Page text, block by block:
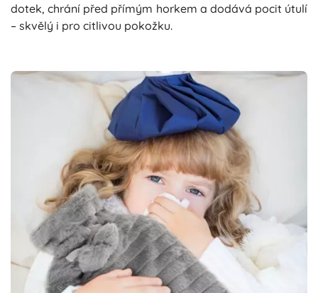
dotek, chrání před přímým horkem a dodává pocit útulí
– skvělý i pro citlivou pokožku.